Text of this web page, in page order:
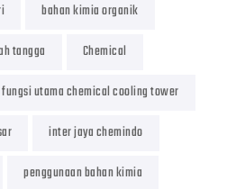
bahan kimia organik
tangga
Chemical
fungsi utama chemical cooling tower
inter jaya chemindo
penggunaan bahan kimia